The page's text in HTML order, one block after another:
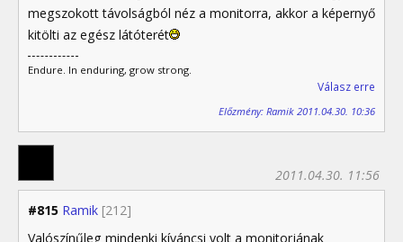
megszokott távolságból néz a monitorra, akkor a képernyő
kitölti az egész látóterét
Endure. In enduring, grow strong.
Válasz erre
Előzmény: Ramik 2011.04.30. 10:36
#815 Ramik [212]
2011.04.30. 11:56
Valószínűleg mindenki kíváncsi volt a monitorjának